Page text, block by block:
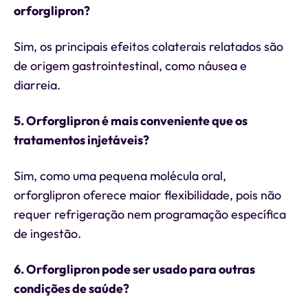
orforglipron?
Sim, os principais efeitos colaterais relatados são
de origem gastrointestinal, como náusea e
diarreia.
5. Orforglipron é mais conveniente que os
tratamentos injetáveis?
Sim, como uma pequena molécula oral,
orforglipron oferece maior flexibilidade, pois não
requer refrigeração nem programação específica
de ingestão.
6. Orforglipron pode ser usado para outras
condições de saúde?